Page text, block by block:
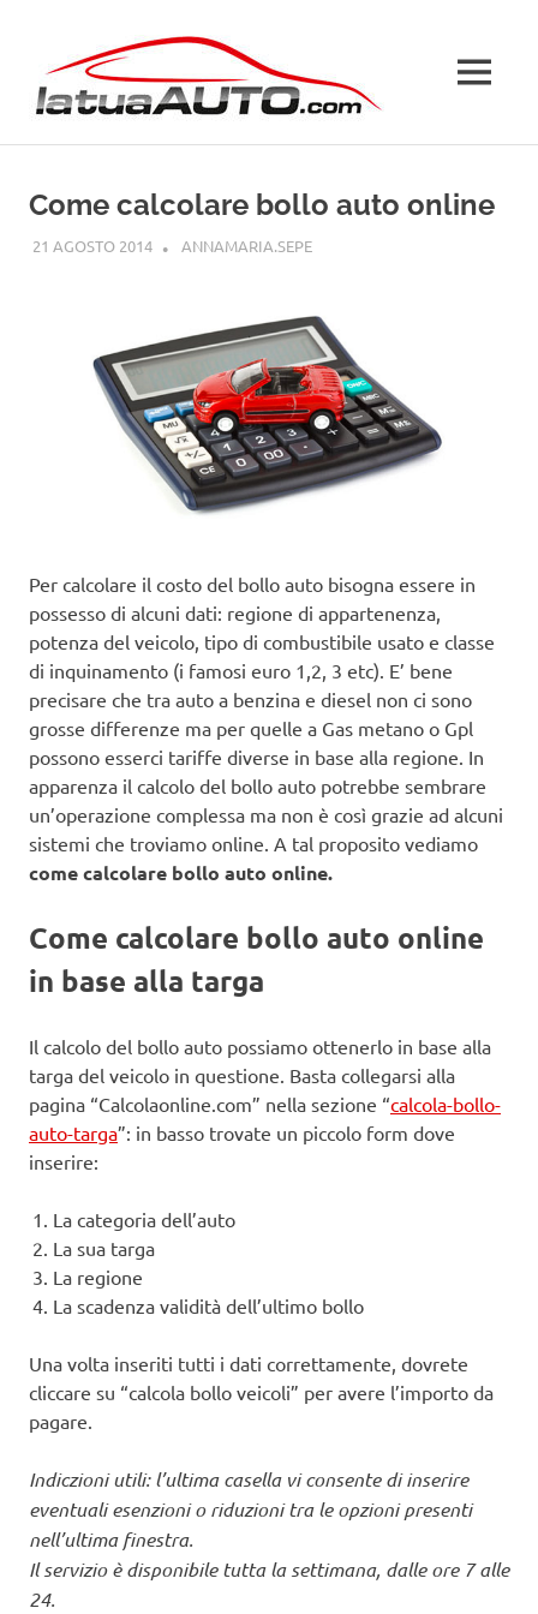
contenuto
MENU
Come calcolare bollo auto online
21 AGOSTO 2014 ANNAMARIA.SEPECODICE DELLA STRADA
Per calcolare il costo del bollo auto bisogna essere in
possesso di alcuni dati: regione di appartenenza,
potenza del veicolo, tipo di combustibile usato e classe
di inquinamento (i famosi euro 1,2, 3 etc). E’ bene
precisare che tra auto a benzina e diesel non ci sono
grosse differenze ma per quelle a Gas metano o Gpl
possono esserci tariffe diverse in base alla regione. In
apparenza il calcolo del bollo auto potrebbe sembrare
un’operazione complessa ma non è così grazie ad alcuni
sistemi che troviamo online. A tal proposito vediamo
come calcolare bollo auto online.
Come calcolare bollo auto online
in base alla targa
Il calcolo del bollo auto possiamo ottenerlo in base alla
targa del veicolo in questione. Basta collegarsi alla
pagina “Calcolaonline.com” nella sezione “calcola-bollo-
auto-targa”: in basso trovate un piccolo form dove
inserire:
La categoria dell’auto
La sua targa
La regione
La scadenza validità dell’ultimo bollo
Una volta inseriti tutti i dati correttamente, dovrete
cliccare su “calcola bollo veicoli” per avere l’importo da
pagare.
Indiczioni utili: l’ultima casella vi consente di inserire
eventuali esenzioni o riduzioni tra le opzioni presenti
nell’ultima finestra.
Il servizio è disponibile tutta la settimana, dalle ore 7 alle
24.